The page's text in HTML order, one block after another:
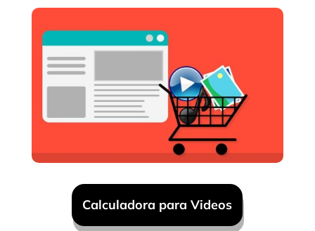
Calculadora para Videos